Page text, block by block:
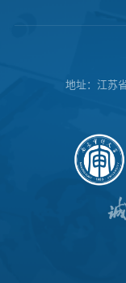
地址：江苏